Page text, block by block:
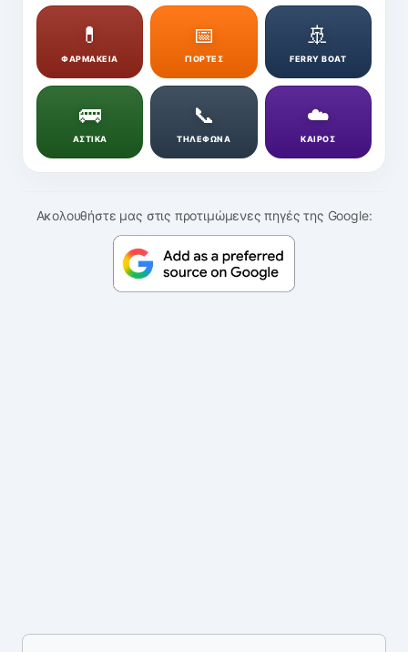
💊
ΦΑΡΜΑΚΕΙΑ
📅
ΓΙΟΡΤΕΣ
🚢
FERRY BOAT
🚌
ΑΣΤΙΚΑ
📞
ΤΗΛΕΦΩΝΑ
☁️
ΚΑΙΡΟΣ
Ακολουθήστε μας στις προτιμώμενες πηγές της Google: